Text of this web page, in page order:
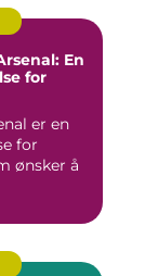
En
for
er en
for
ønsker å